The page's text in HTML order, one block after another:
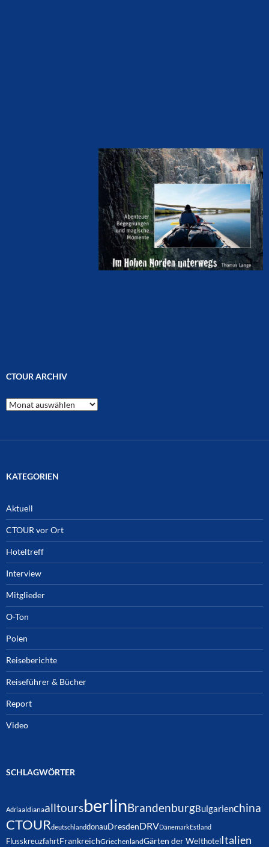
CTOUR ARCHIV
CTOUR
Archiv
KATEGORIEN
Aktuell
CTOUR vor Ort
Hoteltreff
Interview
Mitglieder
O-Ton
Polen
Reiseberichte
Reiseführer & Bücher
Report
Video
SCHLAGWÖRTER
AdriaaldianaalltoursberlinBrandenburgBulgarienchina
CTOURdeutschlanddonauDresdenDRVDänemarkEstland
FlusskreuzfahrtFrankreichGriechenlandGärten der Welthotel Italien